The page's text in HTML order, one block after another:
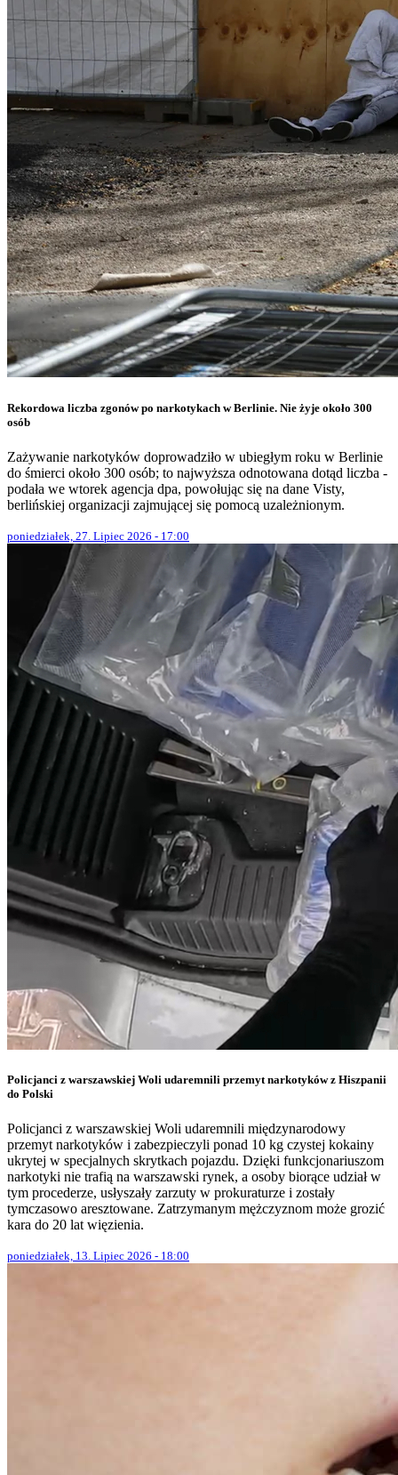
Rekordowa liczba zgonów po narkotykach w Berlinie. Nie żyje około 300
osób
Zażywanie narkotyków doprowadziło w ubiegłym roku w Berlinie
do śmierci około 300 osób; to najwyższa odnotowana dotąd liczba -
podała we wtorek agencja dpa, powołując się na dane Visty,
berlińskiej organizacji zajmującej się pomocą uzależnionym.
poniedziałek, 27. Lipiec 2026 - 17:00
Policjanci z warszawskiej Woli udaremnili przemyt narkotyków z Hiszpanii
do Polski
Policjanci z warszawskiej Woli udaremnili międzynarodowy
przemyt narkotyków i zabezpieczyli ponad 10 kg czystej kokainy
ukrytej w specjalnych skrytkach pojazdu. Dzięki funkcjonariuszom
narkotyki nie trafią na warszawski rynek, a osoby biorące udział w
tym procederze, usłyszały zarzuty w prokuraturze i zostały
tymczasowo aresztowane. Zatrzymanym mężczyznom może grozić
kara do 20 lat więzienia.
poniedziałek, 13. Lipiec 2026 - 18:00